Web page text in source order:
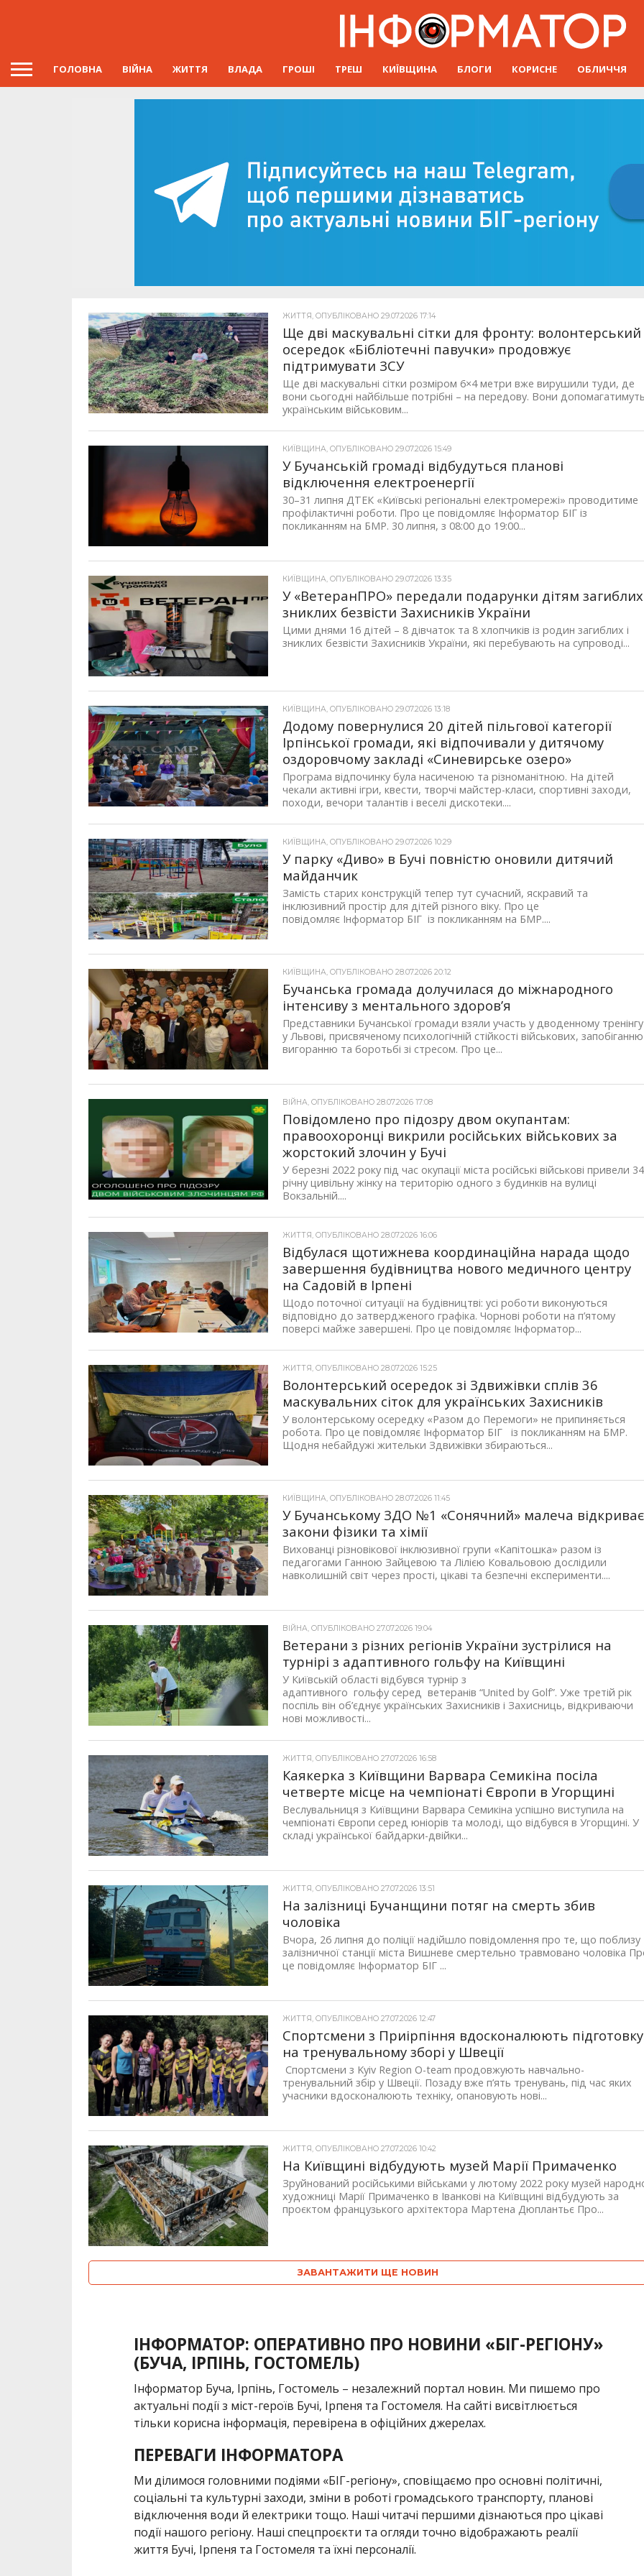
ГОЛОВНА ВІЙНА ЖИТТЯ ВЛАДА ГРОШІ ТРЕШ КИЇВЩИНА БЛОГИ КОРИСНЕ ОБЛИЧЧЯ
ЖИТТЯ, ОПУБЛІКОВАНО 29.07.2026 17:14
Ще дві маскувальні сітки для фронту: волонтерський
осередок «Бібліотечні павучки» продовжує
підтримувати ЗСУ
Ще дві маскувальні сітки розміром 6×4 метри вже вирушили туди, де
вони сьогодні найбільше потрібні – на передову. Вони
українським військовим...
КИЇВЩИНА, ОПУБЛІКОВАНО 29.07.2026 15:49
У Бучанській громаді відбудуться планові
відключення електроенергії
30–31 липня ДТЕК «Київські регіональні електромережі» проводитиме
профілактичні роботи. Про це повідомляє Інформатор БІГ із
покликанням на БМР. 30 липня, з 08:00 до 19:00...
КИЇВЩИНА, ОПУБЛІКОВАНО 29.07.2026 13:35
У «ВетеранПРО» передали подарунки дітям загиблих
зниклих безвісти Захисників України
Цими днями 16 дітей – 8 дівчаток та 8 хлопчиків із родин загиблих і
зниклих безвісти Захисників України, які перебувають на супроводі...
КИЇВЩИНА, ОПУБЛІКОВАНО 29.07.2026 13:18
Додому повернулися 20 дітей пільгової категорії
Ірпінської громади, які відпочивали у дитячому
оздоровчому закладі «Синевирське озеро»
Програма відпочинку була насиченою та різноманітною. На дітей
чекали активні ігри, квести, творчі майстер-класи, спортивні заходи,
походи, вечори талантів і веселі дискотеки....
КИЇВЩИНА, ОПУБЛІКОВАНО 29.07.2026 10:29
У парку «Диво» в Бучі повністю оновили дитячий
майданчик
Замість старих конструкцій тепер тут сучасний, яскравий та
інклюзивний простір для дітей різного віку. Про це
повідомляє Інформатор БІГ із покликанням на БМР....
КИЇВЩИНА, ОПУБЛІКОВАНО 28.07.2026 20:12
Бучанська громада долучилася до міжнародного
інтенсиву з ментального здоров’я
Представники Бучанської громади взяли участь у дводенному тренінгу
у Львові, присвяченому психологічній стійкості військових, запобіганню
вигоранню та боротьбі зі стресом. Про це...
ВІЙНА, ОПУБЛІКОВАНО 28.07.2026 17:08
Повідомлено про підозру двом окупантам:
правоохоронці викрили російських військових за
жорстокий злочин у Бучі
У березні 2022 року під час окупації міста російські військові привели
річну цивільну жінку на територію одного з будинків на вулиці
Вокзальній....
ЖИТТЯ, ОПУБЛІКОВАНО 28.07.2026 16:06
Відбулася щотижнева координаційна нарада щодо
завершення будівництва нового медичного центру
на Садовій в Ірпені
Щодо поточної ситуації на будівництві: усі роботи виконуються
відповідно до затвердженого графіка. Чорнові роботи на п’ятому
поверсі майже завершені. Про це повідомляє Інформатор...
ЖИТТЯ, ОПУБЛІКОВАНО 28.07.2026 15:25
Волонтерський осередок зі Здвижівки сплів 36
маскувальних сіток для українських Захисників
У волонтерському осередку «Разом до Перемоги» не припиняється
робота. Про це повідомляє Інформатор БІГ із покликанням на БМР.
Щодня небайдужі жительки Здвижівки збираються...
КИЇВЩИНА, ОПУБЛІКОВАНО 28.07.2026 11:45
У Бучанському ЗДО №1 «Сонячний» малеча відкриває
закони фізики та хімії
Вихованці різновікової інклюзивної групи «Капітошка» разом із
педагогами Ганною Зайцевою та Лілією Ковальовою дослідили
навколишній світ через прості, цікаві та безпечні експерименти....
ВІЙНА, ОПУБЛІКОВАНО 27.07.2026 19:04
Ветерани з різних регіонів України зустрілися на
турнірі з адаптивного гольфу на Київщині
У Київській області відбувся турнір з
адаптивного гольфу серед ветеранів “United by Golf”. Уже третій рік
поспіль він об’єднує українських Захисників і Захисниць, відкриваючи
нові можливості...
ЖИТТЯ, ОПУБЛІКОВАНО 27.07.2026 16:58
Каякерка з Київщини Варвара Семикіна посіла
четверте місце на чемпіонаті Європи в Угорщині
Веслувальниця з Київщини Варвара Семикіна успішно виступила на
чемпіонаті Європи серед юніорів та молоді, що відбувся в Угорщині. У
складі української байдарки-двійки...
ЖИТТЯ, ОПУБЛІКОВАНО 27.07.2026 13:51
На залізниці Бучанщини потяг на смерть збив
чоловіка
Вчора, 26 липня до поліції надійшло повідомлення про те, що поблизу
залізничної станції міста Вишневе смертельно травмовано чоловіка
це повідомляє Інформатор БІГ ...
ЖИТТЯ, ОПУБЛІКОВАНО 27.07.2026 12:47
Спортсмени з Приірпіння вдосконалюють підготовку
на тренувальному зборі у Швеції
Спортсмени з Kyiv Region O-team продовжують навчально-
тренувальний збір у Швеції. Позаду вже п’ять тренувань, під час яких
учасники вдосконалюють техніку, опановують нові...
ЖИТТЯ, ОПУБЛІКОВАНО 27.07.2026 10:42
На Київщині відбудують музей Марії Примаченко
Зруйнований російськими військами у лютому 2022 року музей
художниці Марії Примаченко в Іванкові на Київщині відбудують за
проєктом французького архітектора Мартена Дюплантьє Про...
ЗАВАНТАЖИТИ ЩЕ НОВИН
ІНФОРМАТОР: ОПЕРАТИВНО ПРО НОВИНИ «БІГ-РЕГІОНУ»
(БУЧА, ІРПІНЬ, ГОСТОМЕЛЬ)
Інформатор Буча, Ірпінь, Гостомель – незалежний портал новин. Ми пишемо про
актуальні події з міст-героїв Бучі, Ірпеня та Гостомеля. На сайті висвітлюється
тільки корисна інформація, перевірена в офіційних джерелах.
ПЕРЕВАГИ ІНФОРМАТОРА
Ми ділимося головними подіями «БІГ-регіону», сповіщаємо про основні політичні,
соціальні та культурні заходи, зміни в роботі громадського транспорту, планові
відключення води й електрики тощо. Наші читачі першими дізнаються про цікаві
події нашого регіону. Наші спецпроєкти та огляди точно відображають реалії
життя Бучі, Ірпеня та Гостомеля та їхні персоналії.